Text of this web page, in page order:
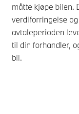
måtte kjøpe bilen.
verdiforringelse
avtaleperioden
til din forhandler,
bil.